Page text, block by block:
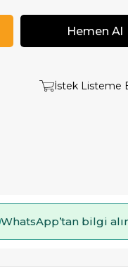
İstek Listeme
WhatsApp’tan bilgi